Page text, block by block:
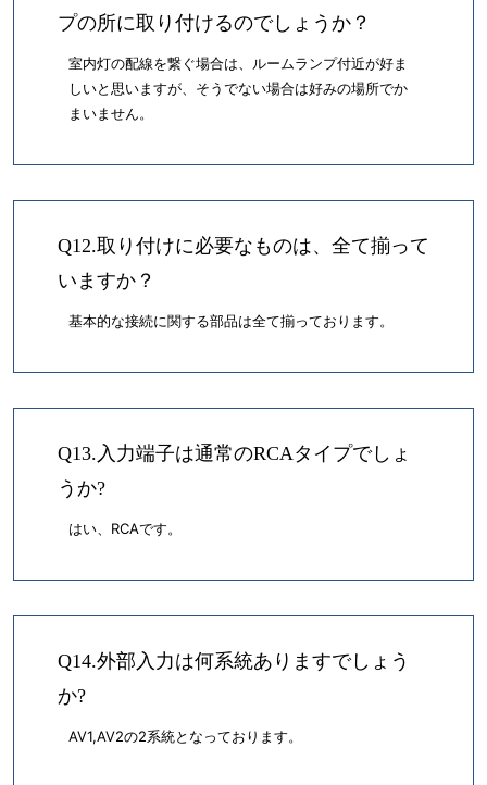
プの所に取り付けるのでしょうか？
室内灯の配線を繋ぐ場合は、ルームランプ付近が好ま
しいと思いますが、そうでない場合は好みの場所でか
まいません。
Q12.取り付けに必要なものは、全て揃って
いますか？
基本的な接続に関する部品は全て揃っております。
Q13.入力端子は通常のRCAタイプでしょ
うか?
はい、RCAです。
Q14.外部入力は何系統ありますでしょう
か?
AV1,AV2の2系統となっております。